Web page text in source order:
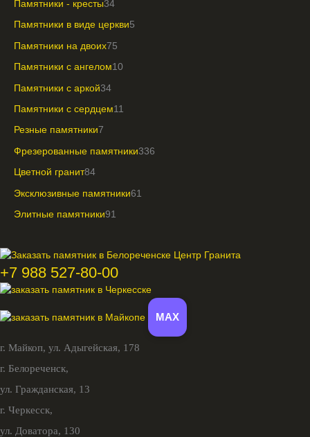
Памятники - кресты34
Памятники в виде церкви5
Памятники на двоих75
Памятники с ангелом10
Памятники с аркой34
Памятники с сердцем11
Резные памятники7
Фрезерованные памятники336
Цветной гранит84
Эксклюзивные памятники61
Элитные памятники91
+7 988 527-80-00
MAX
г. Майкоп, ул. Адыгейская, 178
г. Белореченск,
ул. Гражданская, 13
г. Черкесск,
ул. Доватора, 130